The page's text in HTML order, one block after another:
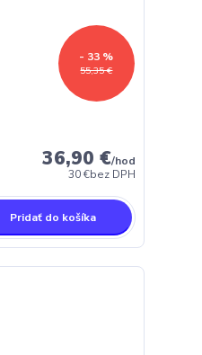
55,35 €
- 33 %
36,90 €/hod
30 €bez DPH
Pridať do košíka